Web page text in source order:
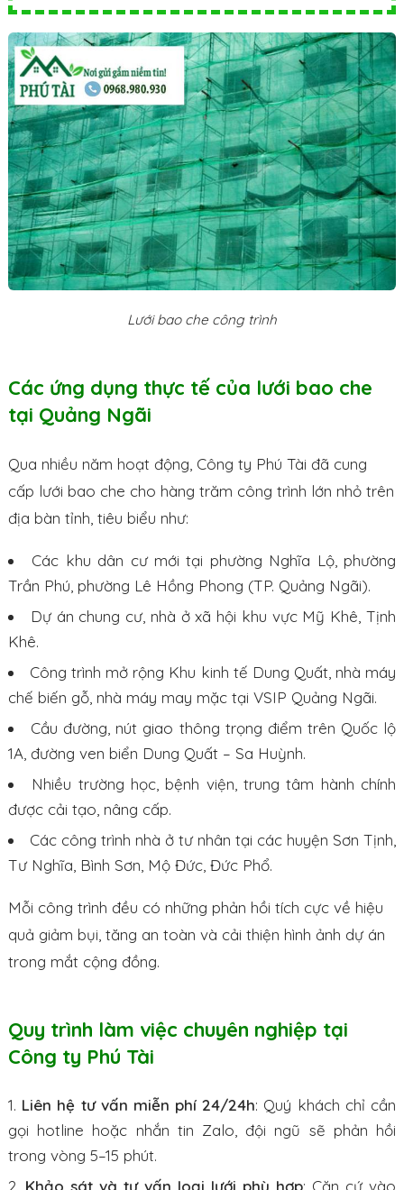
Lưới bao che công trình
Các ứng dụng thực tế của lưới bao che
tại Quảng Ngãi
Qua nhiều năm hoạt động, Công ty Phú Tài đã cung
cấp lưới bao che cho hàng trăm công trình lớn nhỏ trên
địa bàn tỉnh, tiêu biểu như:
Các khu dân cư mới tại phường Nghĩa Lộ, phường
Trần Phú, phường Lê Hồng Phong (TP. Quảng Ngãi).
Dự án chung cư, nhà ở xã hội khu vực Mỹ Khê, Tịnh
Khê.
Công trình mở rộng Khu kinh tế Dung Quất, nhà máy
chế biến gỗ, nhà máy may mặc tại VSIP Quảng Ngãi.
Cầu đường, nút giao thông trọng điểm trên Quốc lộ
1A, đường ven biển Dung Quất – Sa Huỳnh.
Nhiều trường học, bệnh viện, trung tâm hành chính
được cải tạo, nâng cấp.
Các công trình nhà ở tư nhân tại các huyện Sơn Tịnh,
Tư Nghĩa, Bình Sơn, Mộ Đức, Đức Phổ.
Mỗi công trình đều có những phản hồi tích cực về hiệu
quả giảm bụi, tăng an toàn và cải thiện hình ảnh dự án
trong mắt cộng đồng.
Quy trình làm việc chuyên nghiệp tại
Công ty Phú Tài
Liên hệ tư vấn miễn phí 24/24h: Quý khách chỉ cần
gọi hotline hoặc nhắn tin Zalo, đội ngũ sẽ phản hồi
trong vòng 5–15 phút.
Khảo sát và tư vấn loại lưới phù hợp: Căn cứ vào